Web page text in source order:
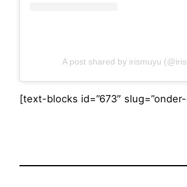
A post shared by irismuyu
[text-blocks id=”673″